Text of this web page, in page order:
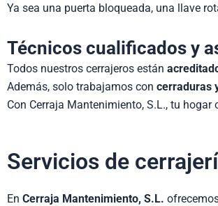
Ya sea una puerta bloqueada, una llave
Técnicos cualificados y
Todos nuestros cerrajeros están
Además, solo trabajamos con cerraduras
Con Cerraja Mantenimiento, S.L., tu
Servicios de
En Cerraja Mantenimiento, S.L.